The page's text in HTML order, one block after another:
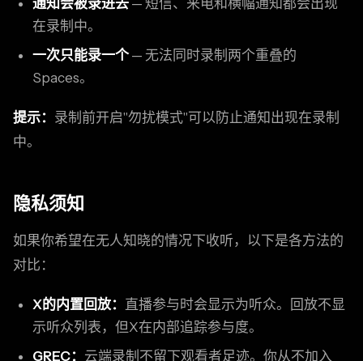
通知会被录进去 — 短信、来电和横幅通知都会出现
在录制中。
一次只能录一个— 无法同时录制两个重叠的
Spaces。
提示： 录制前开启"勿扰模式"可以防止通知出现在录制
中。
隐私须知
如果你希望在无人知晓的情况下收听，以下是各方法的
对比：
X的内置回放： 直播参与时会显示为听众。回放不显
示听众列表，但X在内部追踪参与度。
GREC： 云端录制不留下观看者足迹。你从不加入